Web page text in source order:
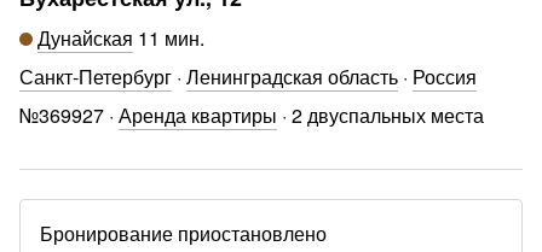
Дунайская 11 мин.
Санкт-Петербург · Ленинградская область · Россия
№369927 · Аренда квартиры · 2 двуспальных места
Бронирование приостановлено